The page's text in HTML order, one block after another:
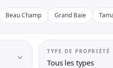
Beau Champ Grand Baie
TYPE DE PROPRIÉTÉ
Tous les types